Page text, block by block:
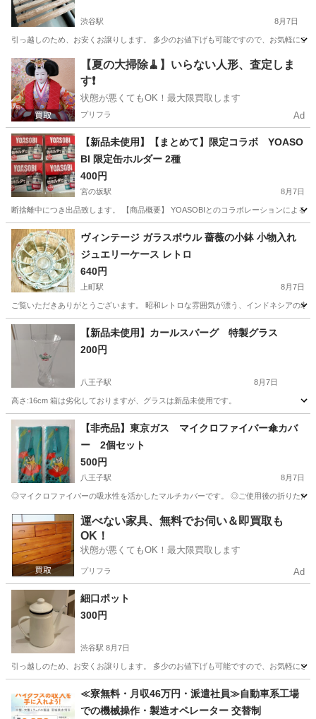
渋谷駅 8月7日
引っ越しのため、お安くお譲りします。 多少のお値下げも可能ですので、お気軽に
東京 渋谷区 渋谷駅 家庭用品
【夏の大掃除🧹】いらない人形、査定しま
す❗️
状態が悪くてもOK！最大限買取します
プリフラ Ad
【新品未使用】【まとめて】限定コラボ YOASO
BI 限定缶ホルダー 2種
400円
宮の坂駅 8月7日
断捨離中につき出品致します。 【商品概要】 YOASOBIとのコラボレーションによる
東京 世田谷区 生活雑貨
ヴィンテージ ガラスボウル 薔薇の小鉢 小物入れ
ジュエリーケース レトロ
640円
上町駅 8月7日
ご覧いただきありがとうございます。 昭和レトロな雰囲気が漂う、インドネシアの
東京 世田谷区 上町駅 生活雑貨
【新品未使用】カールスバーグ 特製グラス
200円
八王子駅 8月7日
高さ:16cm 箱は劣化しておりますが、グラスは新品未使用です。
東京 八王子市 八王子駅 食器 カールスバーグ
【非売品】東京ガス マイクロファイバー傘カバ
ー 2個セット
500円
八王子駅 8月7日
◎マイクロファイバーの吸水性を活かしたマルチカバーです。 ◎ご使用後の折りたた
東京 八王子市 八王子駅 その他 吸水
運べない家具、無料でお伺い＆即買取も
OK！
状態が悪くてもOK！最大限買取します
プリフラ Ad
細口ポット
300円
渋谷駅 8月7日
引っ越しのため、お安くお譲りします。 多少のお値下げも可能ですので、お気軽に
渋谷駅 食器
≪寮無料・月収46万円・派遣社員≫自動車系工場
での機械操作・製造オペレーター 交替制